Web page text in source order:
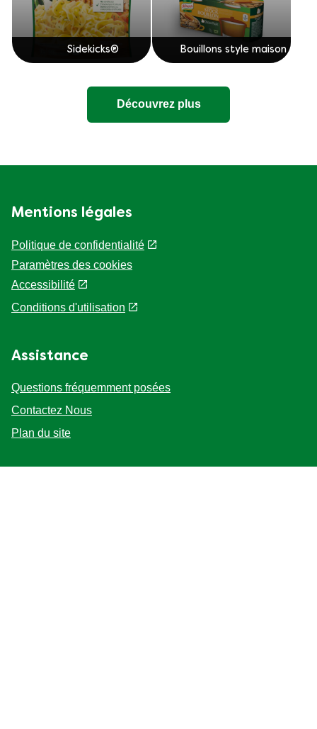
Sidekicks® Bouillons style maison
Découvrez plus
Mentions légales
Politique de confidentialité
Paramètres des cookies
Accessibilité
Conditions d'utilisation
Assistance
Questions fréquemment posées
Contactez Nous
Plan du site